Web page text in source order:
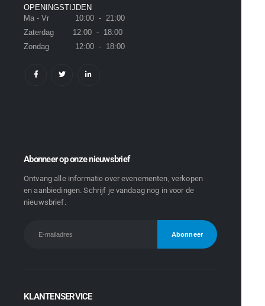
OPENINGSTIJDEN
Ma - Vr 10:00 - 21:00
Zaterdag 12:00 - 18:00
Zondag 12:00 - 18:00
Abonneer op onze nieuwsbrief
Ontvang alle informatie over evenementen, verkopen
en aanbiedingen. Schrijf je vandaag nog in voor de
nieuwsbrief.
KLANTENSERVICE